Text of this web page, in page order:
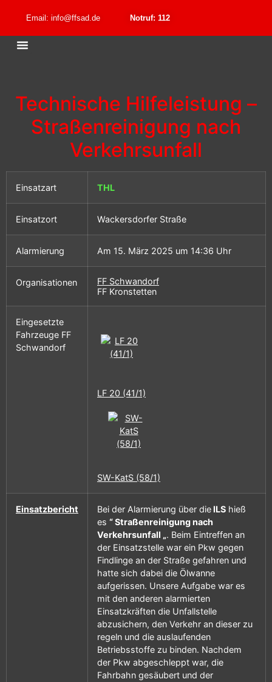
Email: info@ffsad.de Notruf: 112
Technische Hilfeleistung –
Straßenreinigung nach
Verkehrsunfall
Einsatzart THL
Einsatzort Wackersdorfer Straße
Alarmierung Am 15. März 2025 um 14:36 Uhr
Organisationen
FF Schwandorf
FF Kronstetten
Eingesetzte
Fahrzeuge FF
Schwandorf
LF 20 (41/1)
SW-KatS (58/1)
Einsatzbericht Bei der Alarmierung über die ILS hieß
es “ Straßenreinigung nach
Verkehrsunfall „. Beim Eintreffen an
der Einsatzstelle war ein Pkw gegen
Findlinge an der Straße gefahren und
hatte sich dabei die Ölwanne
aufgerissen. Unsere Aufgabe war es
mit den anderen alarmierten
Einsatzkräften die Unfallstelle
abzusichern, den Verkehr an dieser zu
regeln und die auslaufenden
Betriebsstoffe zu binden. Nachdem
der Pkw abgeschleppt war, die
Fahrbahn gesäubert und der